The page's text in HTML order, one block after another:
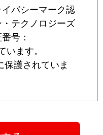
バシーマーク認
テクノロジーズ
号：
います。
護されていま